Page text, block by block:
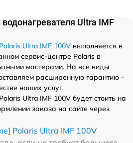
Ultra IMF
Ultra IMF 100V выполняется в
сервис-центре Polaris в
мастерами. На все виды
расширенную гарантию -
наших услуг.
Ultra IMF 100V будет стоить на
заказа на сайте через
Polaris Ultra IMF 100V